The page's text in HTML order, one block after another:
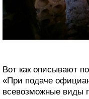
Вот как описывают
«При подаче
всевозможные виды